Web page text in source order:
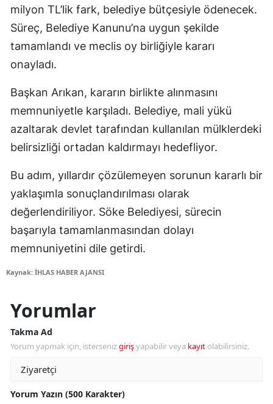
milyon TL’lik fark, belediye bütçesiyle ödenecek.
Süreç, Belediye Kanunu’na uygun şekilde
tamamlandı ve meclis oy birliğiyle kararı
onayladı.
Başkan Arıkan, kararın birlikte alınmasını
memnuniyetle karşıladı. Belediye, mali yükü
azaltarak devlet tarafından kullanılan mülklerdeki
belirsizliği ortadan kaldırmayı hedefliyor.
Bu adım, yıllardır çözülemeyen sorunun kararlı bir
yaklaşımla sonuçlandırılması olarak
değerlendiriliyor. Söke Belediyesi, sürecin
başarıyla tamamlanmasından dolayı
memnuniyetini dile getirdi.
Kaynak: İHLAS HABER AJANSI
Yorumlar
Takma Ad
Yorum yapmak için, istersenizgirişyapabilir veya kayıt olabilirsiniz.
Yorum Yazın (500 Karakter)